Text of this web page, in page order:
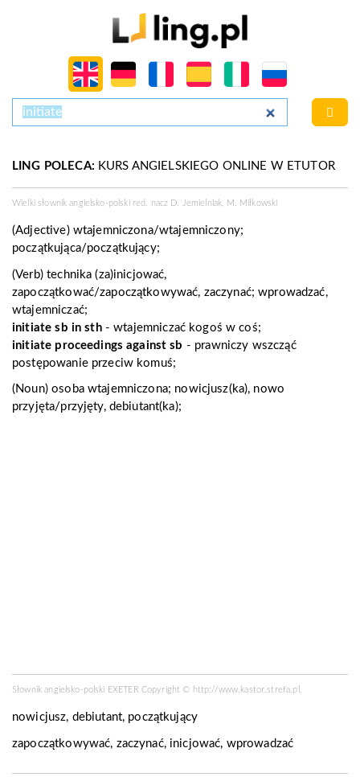
LING POLECA: KURS ANGIELSKIEGO ONLINE W ETUTOR
Wielki słownik angielsko-polski red. nacz D. Jemielniak, M. Miłkowski
(Adjective)wtajemniczona/wtajemniczony;
początkująca/początkujący;
(Verb) technika (za)inicjować,
zapoczątkować/zapoczątkowywać, zaczynać; wprowadzać,
wtajemniczać;
initiate sb in sth- wtajemniczać kogoś w coś;
initiate proceedings against sb - prawniczy wszcząć
postępowanie przeciw komuś;
(Noun)osoba wtajemniczona; nowicjusz(ka), nowo
przyjęta/przyjęty, debiutant(ka);
Słownik angielsko-polski EXETER Copyright © http://www.kastor.strefa.pl
nowicjusz, debiutant, początkujący
zapoczątkowywać, zaczynać, inicjować, wprowadzać